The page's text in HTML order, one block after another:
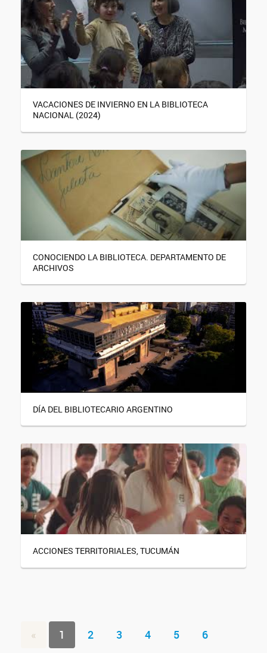
VACACIONES DE INVIERNO EN LA BIBLIOTECA
NACIONAL (2024)
CONOCIENDO LA BIBLIOTECA. DEPARTAMENTO DE
ARCHIVOS
DÍA DEL BIBLIOTECARIO ARGENTINO
ACCIONES TERRITORIALES, TUCUMÁN
« 1 2 3 4 5
6